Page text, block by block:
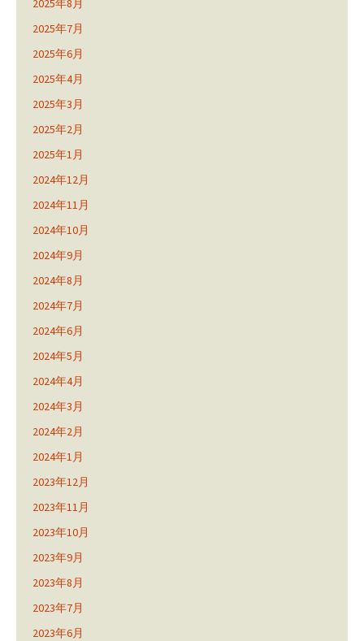
2025年7月
2025年6月
2025年4月
2025年3月
2025年2月
2025年1月
2024年12月
2024年11月
2024年10月
2024年9月
2024年8月
2024年7月
2024年6月
2024年5月
2024年4月
2024年3月
2024年2月
2024年1月
2023年12月
2023年11月
2023年10月
2023年9月
2023年8月
2023年7月
2023年6月